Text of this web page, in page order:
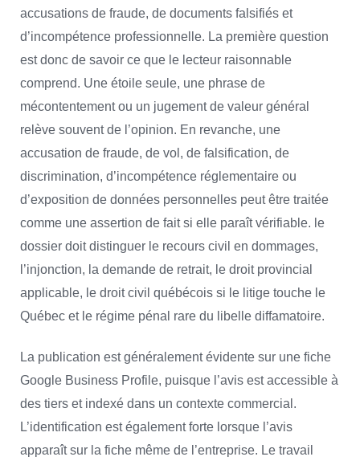
accusations de fraude, de documents falsifiés et
d’incompétence professionnelle. La première question
est donc de savoir ce que le lecteur raisonnable
comprend. Une étoile seule, une phrase de
mécontentement ou un jugement de valeur général
relève souvent de l’opinion. En revanche, une
accusation de fraude, de vol, de falsification, de
discrimination, d’incompétence réglementaire ou
d’exposition de données personnelles peut être traitée
comme une assertion de fait si elle paraît vérifiable. le
dossier doit distinguer le recours civil en dommages,
l’injonction, la demande de retrait, le droit provincial
applicable, le droit civil québécois si le litige touche le
Québec et le régime pénal rare du libelle diffamatoire.
La publication est généralement évidente sur une fiche
Google Business Profile, puisque l’avis est accessible à
des tiers et indexé dans un contexte commercial.
L’identification est également forte lorsque l’avis
apparaît sur la fiche même de l’entreprise. Le travail